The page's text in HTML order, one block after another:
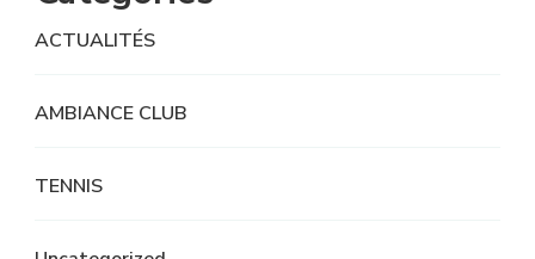
ACTUALITÉS
AMBIANCE CLUB
TENNIS